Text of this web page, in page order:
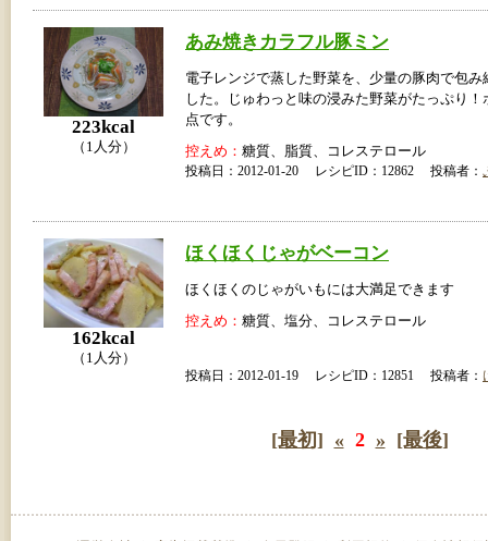
223kcal
（1人分）
あみ焼きカラフル豚ミン
電子レンジで蒸した野菜を、少量の豚肉で包み
した。じゅわっと味の浸みた野菜がたっぷり！
点です。
控えめ： 糖質、脂質、コレステロール
投稿日：2012-01-20 レシピID：12862 投稿者：
162kcal
（1人分）
ほくほくじゃがベーコン
ほくほくのじゃがいもには大満足できます
控えめ： 糖質、塩分、コレステロール
投稿日：2012-01-19 レシピID：12851 投稿者：
[最初] « 2 » [最後]